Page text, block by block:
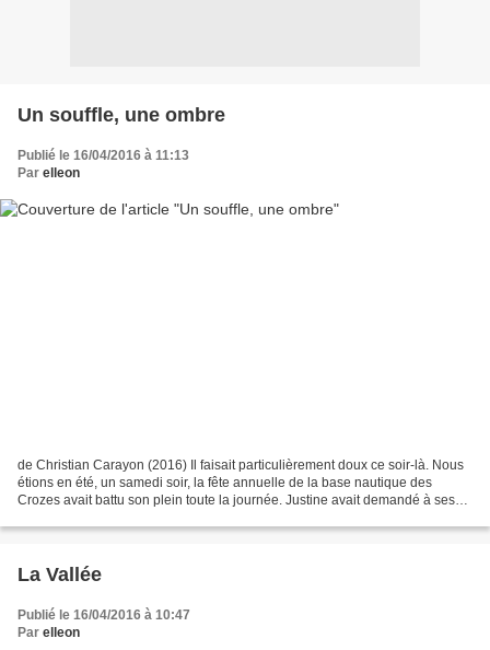
Un souffle, une ombre
Publié le 16/04/2016 à 11:13
Par elleon
de Christian Carayon (2016) Il faisait particulièrement doux ce soir-là. Nous
étions en été, un samedi soir, la fête annuelle de la base nautique des
Crozes avait battu son plein toute la journée. Justine avait demandé à ses
La Vallée
Publié le 16/04/2016 à 10:47
Par elleon